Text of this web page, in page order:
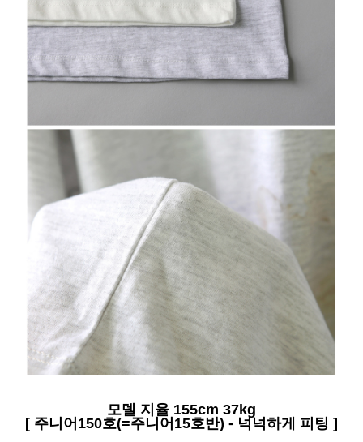
모델 지율 155cm 37kg
[ 주니어150호(=주니어15호반) - 넉넉하게 피팅 ]